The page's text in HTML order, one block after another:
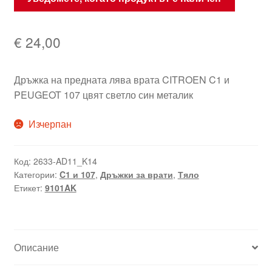
€ 24,00
Дръжка на предната лява врата CITROEN C1 и
PEUGEOT 107 цвят светло син металик
Изчерпан
Код: 2633-AD11_K14
Категории: C1 и 107, Дръжки за врати, Тяло
Етикет: 9101AK
Описание